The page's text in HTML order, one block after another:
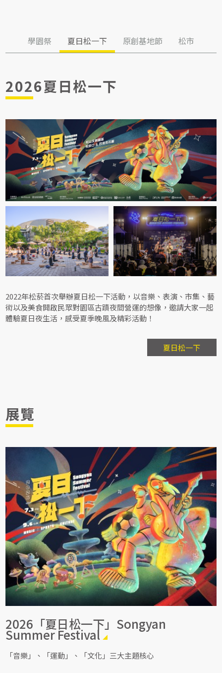
學園祭 夏日松一下 原創基地節 松市
2026夏日松一下
2022年松菸首次舉辦夏日松一下活動，以音樂、表演、市集、藝
術以及美食開啟民眾對園區古蹟夜間營運的想像，邀請大家一起
體驗夏日夜生活，感受夏季晚風及精彩活動！
夏日松一下
展覽
2026「夏日松一下」Songyan
Summer Festival
「音樂」、「運動」、「文化」三大主題核心